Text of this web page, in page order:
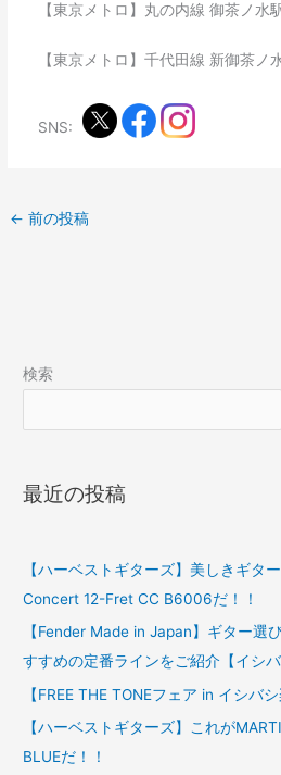
【東京メトロ】丸の内線 御茶ノ水
【東京メトロ】千代田線 新御茶ノ
SNS:
← 前の投稿
検索
最近の投稿
【ハーベストギターズ】美しきギ
Concert 12-Fret CC B6006だ！！
【Fender Made in Japan】ギター選
すすめの定番ラインをご紹介【イシ
【FREE THE TONEフェア in イシバ
【ハーベストギターズ】これが
BLUEだ！！